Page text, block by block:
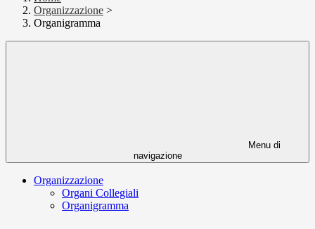
Organizzazione >
Organigramma
Menu di
navigazione
Organizzazione
Organi Collegiali
Organigramma